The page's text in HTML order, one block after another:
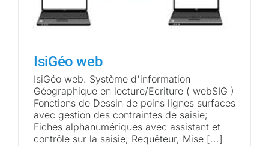
IsiGéo web
IsiGéo web. Système d'information
Géographique en lecture/Ecriture ( webSIG )
Fonctions de Dessin de poins lignes surfaces
avec gestion des contraintes de saisie;
Fiches alphanumériques avec assistant et
contrôle sur la saisie; Requêteur, Mise [...]